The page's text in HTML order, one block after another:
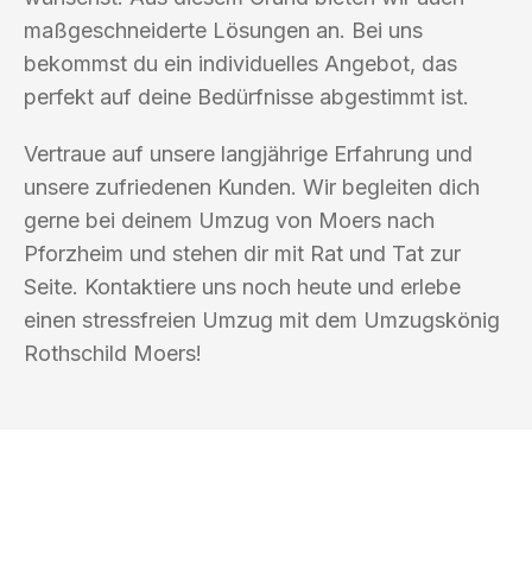
maßgeschneiderte Lösungen an. Bei uns
bekommst du ein individuelles Angebot, das
perfekt auf deine Bedürfnisse abgestimmt ist.
Vertraue auf unsere langjährige Erfahrung und
unsere zufriedenen Kunden. Wir begleiten dich
gerne bei deinem Umzug von Moers nach
Pforzheim und stehen dir mit Rat und Tat zur
Seite. Kontaktiere uns noch heute und erlebe
einen stressfreien Umzug mit dem Umzugskönig
Rothschild Moers!